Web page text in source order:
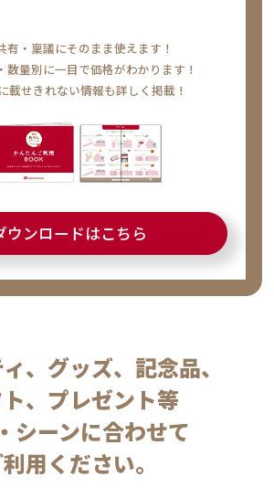
有・稟議にそのまま使えます！
数量別に一目で価格がわかります！
載せきれない情報も詳しく掲載！
ウンロードはこちら
、グッズ、記念品、
、プレゼント等
シーンに合わせて
用ください。